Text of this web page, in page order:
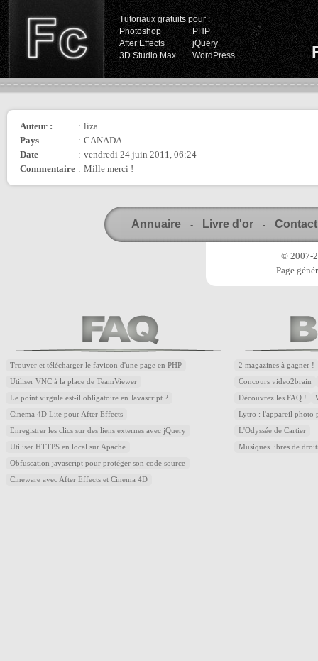
Tutoriaux gratuits pour :
Photoshop
PHP
After Effects
jQuery
3D Studio Max
WordPress
Auteur : : liza
Pays
: CANADA
Date
: vendredi 24 juin 2011, 06:24
Commentaire : Mille merci !
Annuaire - Livre d'or - Contact
© 2007-
Page
Trouver et télécharger le favicon d'une page en PHP
Utiliser VNC à la place de TeamViewer
Le point virgule est-il obligatoire en Javascript ?
Cinema 4D Lite pour After Effects
Enregistrer les clics sur des liens externes avec jQuery
Utiliser HTTPS en local sur Apache
Obfuscation javascript pour protéger son code source
Cineware avec After Effects et Cinema 4D
2 magazines à gagner !
Concours video2brain
Découvrez les FAQ !
Lytro : l'appareil photo
L'Odyssée de Cartier
Musiques libres de